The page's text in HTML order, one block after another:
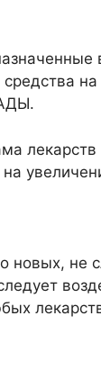
новых, не